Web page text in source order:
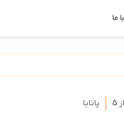
ما
پاتایا